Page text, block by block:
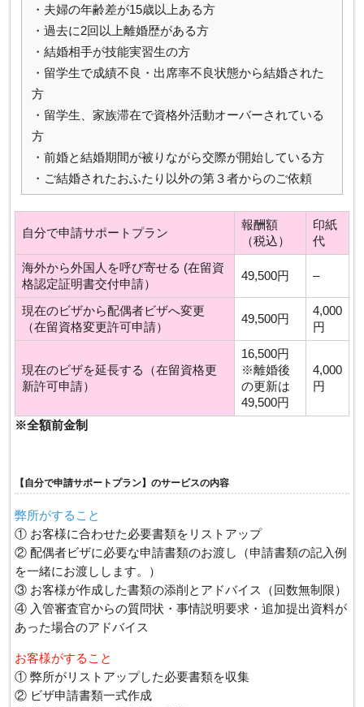
・夫婦の年齢差が15歳以上ある方
・過去に2回以上離婚歴がある方
・結婚相手が技能実習生の方
・留学生で成績不良・出席率不良状態から結婚された
方
・留学生、家族滞在で資格外活動オーバーされている
方
・前婚と結婚期間が被りながら交際が開始している方
・ご結婚されたおふたり以外の第３者からのご依頼
自分で申請サポートプラン
報酬額
（税込）
印紙
代
海外から外国人を呼び寄せる (在留資
格認定証明書交付申請）
49,500円 –
現在のビザから配偶者ビザへ変更
（在留資格変更許可申請）
49,500円
4,000
円
現在のビザを延長する（在留資格更
新許可申請）
16,500円
※離婚後
の更新は
49,500円
4,000
円
※全額前金制
【自分で申請サポートプラン】のサービスの内容
弊所がすること
① お客様に合わせた必要書類をリストアップ
② 配偶者ビザに必要な申請書類のお渡し（申請書類の記入例
を一緒にお渡しします。）
③ お客様が作成した書類の添削とアドバイス（回数無制限）
④ 入管審査官からの質問状・事情説明要求・追加提出資料が
あった場合のアドバイス
お客様がすること
① 弊所がリストアップした必要書類を収集
② ビザ申請書類一式作成